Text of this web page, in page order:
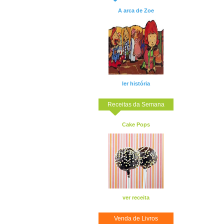
A arca de Zoe
ler história
Receitas da Semana
Cake Pops
ver receita
Venda de Livros